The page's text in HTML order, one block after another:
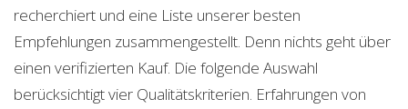
recherchiert und eine Liste unserer besten
Empfehlungen zusammengestellt. Denn nichts geht über
einen verifizierten Kauf. Die folgende Auswahl
berücksichtigt vier Qualitätskriterien. Erfahrungen von